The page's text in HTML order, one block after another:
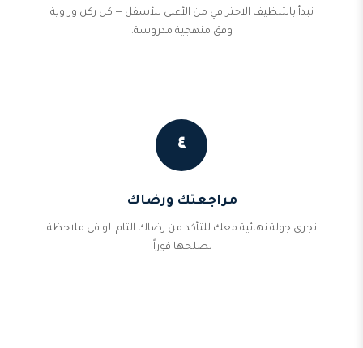
نبدأ بالتنظيف الاحترافي من الأعلى للأسفل — كل ركن وزاوية
وفق منهجية مدروسة.
٤
مراجعتك ورضاك
نجري جولة نهائية معك للتأكد من رضاك التام. لو في ملاحظة
نصلحها فوراً.